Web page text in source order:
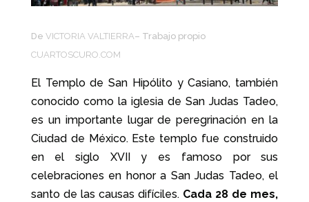
De VICTORIA VALTIERRA– Trabajo propio
CUARTOSCURO.COM
El Templo de San Hipólito y Casiano, también
conocido como la iglesia de San Judas Tadeo,
es un importante lugar de peregrinación en la
Ciudad de México. Este templo fue construido
en el siglo XVII y es famoso por sus
celebraciones en honor a San Judas Tadeo, el
santo de las causas difíciles. Cada 28 de mes,